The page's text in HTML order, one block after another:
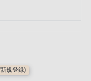
規登録)